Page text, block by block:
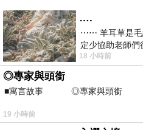
….
⋯⋯ 羊耳草是毛
定少協助老師
不是我的工作啊
18 小時前
◎專家與頭銜
■寓言故事 ◎專家與頭銜
⊕潘文良
之谷」裡——
19 小時前